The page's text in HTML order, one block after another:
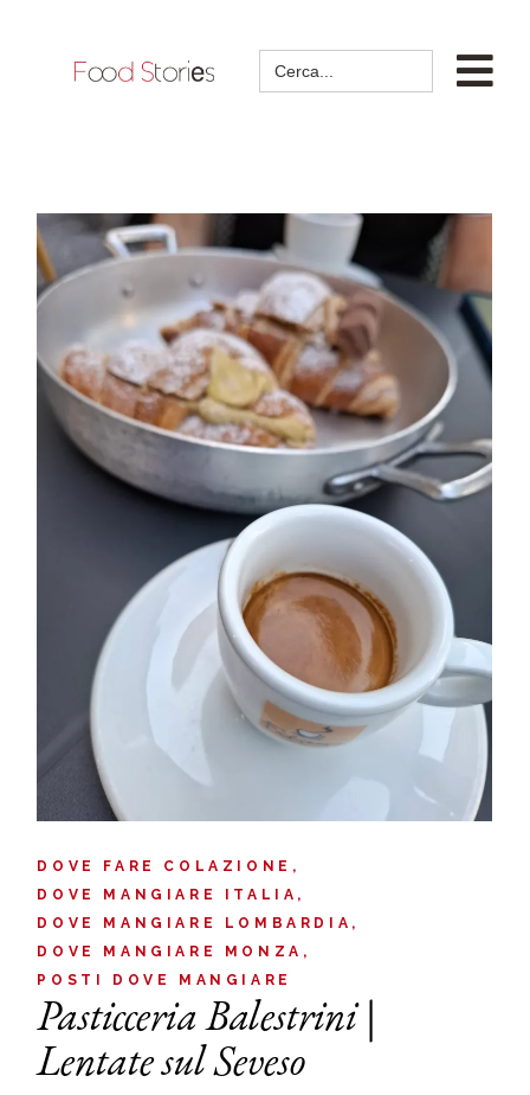
Search
for:
DOVE FARE COLAZIONE
DOVE MANGIARE ITALIA
DOVE MANGIARE LOMBARDIA
DOVE MANGIARE MONZA
POSTI DOVE MANGIARE
Pasticceria Balestrini |
Lentate sul Seveso